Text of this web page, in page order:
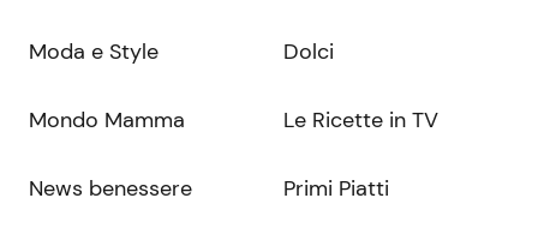
Moda e Style
Mondo Mamma
News benessere
Dolci
Le Ricette in TV
Primi Piatti